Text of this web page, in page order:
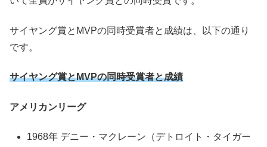
サイヤング賞とMVPの同時受賞者と成績は、以下の通り
です。
サイヤング賞とMVPの同時受賞者と成績
アメリカンリーグ
1968年 デニー・マクレーン（デトロイト・タイガー